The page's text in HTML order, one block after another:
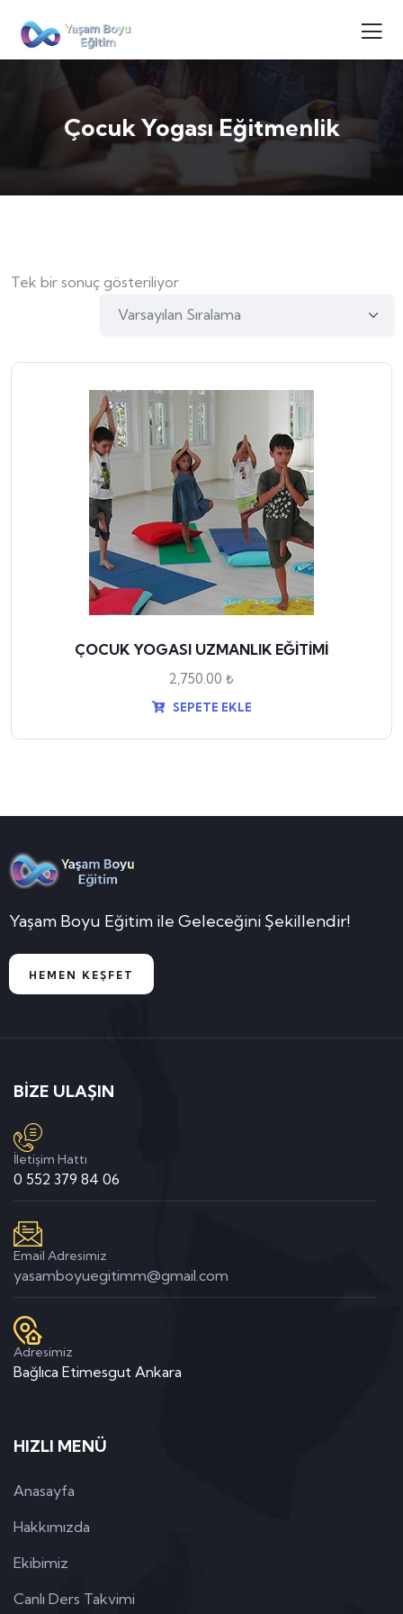
Çocuk Yogası Eğitmenlik
Tek bir sonuç gösteriliyor
ÇOCUK YOGASI UZMANLIK EĞİTİMİ
2,750.00 ₺
SEPETE EKLE
Yaşam Boyu Eğitim ile Geleceğini Şekillendir!
HEMEN KEŞFET
BİZE ULAŞIN
İletişim Hattı
0 552 379 84 06
Email Adresimiz
yasamboyuegitimm@gmail.com
Adresimiz
Bağlıca Etimesgut Ankara
HIZLI MENÜ
Anasayfa
Hakkımızda
Ekibimiz
Canlı Ders Takvimi